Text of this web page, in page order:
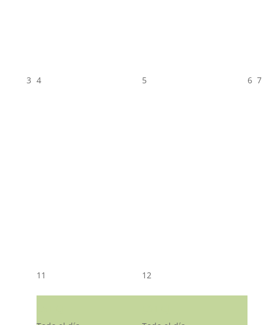
3 4 5 6 7
11 12